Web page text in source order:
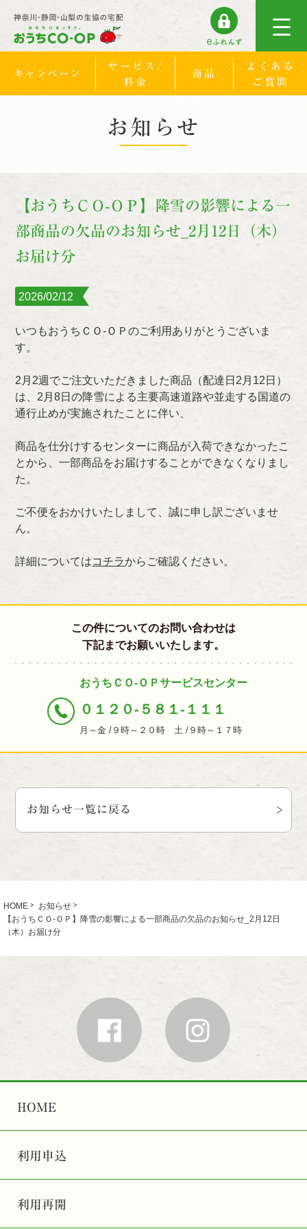
キャンペーン
サービス/
料金
商品
よくある
ご質問
お知らせ
【おうちＣＯ-ＯＰ】降雪の影響による一
部商品の欠品のお知らせ_2月12日（木）
お届け分
2026/02/12
いつもおうちＣＯ-ＯＰのご利用ありがとうございま
す。
2月2週でご注文いただきました商品（配達日2月12日）
は、2月8日の降雪による主要高速道路や並走する国道の
通行止めが実施されたことに伴い、
商品を仕分けするセンターに商品が入荷できなかったこ
とから、一部商品をお届けすることができなくなりまし
た。
ご不便をおかけいたしまして、誠に申し訳ございませ
ん。
詳細についてはコチラからご確認ください。
この件についてのお問い合わせは
下記までお願いいたします。
おうちＣＯ-ＯＰサービスセンター
０１２０-５８１-１１１
月～金 /９時～２０時 土 /９時～１７時
お知らせ一覧に戻る
HOME
お知らせ
【おうちＣＯ-ＯＰ】降雪の影響による一部商品の欠品のお知らせ_2月12日
（木）お届け分
HOME
利用申込
利用再開